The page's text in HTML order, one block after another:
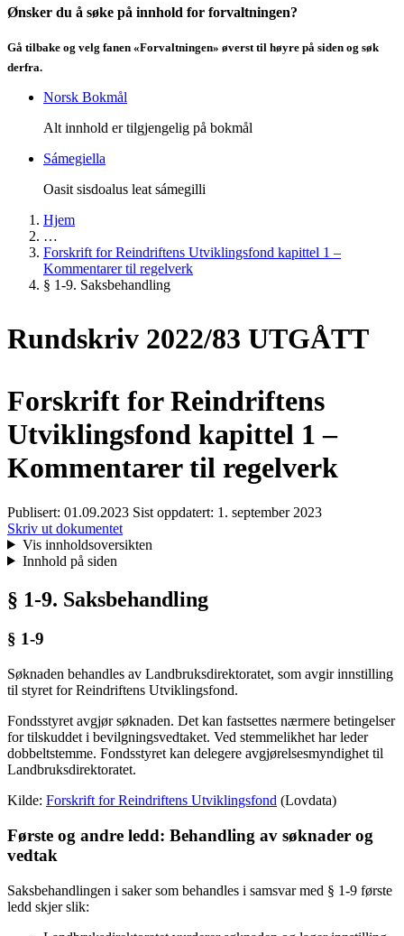
Ønsker du å søke på innhold for forvaltningen?
Gå tilbake og velg fanen «Forvaltningen» øverst til høyre på siden og søk
derfra.
Norsk Bokmål
Alt innhold er tilgjengelig på bokmål
Sámegiella
Oasit sisdoalus leat sámegilli
Hjem
…
Forskrift for Reindriftens Utviklingsfond kapittel 1 –
Kommentarer til regelverk
§ 1-9. Saksbehandling
Rundskriv 2022/83 UTGÅTT
Forskrift for Reindriftens
Utviklingsfond kapittel 1 –
Kommentarer til regelverk
Publisert: 01.09.2023 Sist oppdatert: 1. september 2023
Skriv ut dokumentet
Vis innholdsoversikten
Innhold på siden
§ 1-9. Saksbehandling
§ 1-9
Søknaden behandles av Landbruksdirektoratet, som avgir innstilling
til styret for Reindriftens Utviklingsfond.
Fondsstyret avgjør søknaden. Det kan fastsettes nærmere betingelser
for tilskuddet i bevilgningsvedtaket. Ved stemmelikhet har leder
dobbeltstemme. Fondsstyret kan delegere avgjørelsesmyndighet til
Landbruksdirektoratet.
Kilde: Forskrift for Reindriftens Utviklingsfond (Lovdata)
Første og andre ledd: Behandling av søknader og
vedtak
Saksbehandlingen i saker som behandles i samsvar med § 1-9 første
ledd skjer slik: